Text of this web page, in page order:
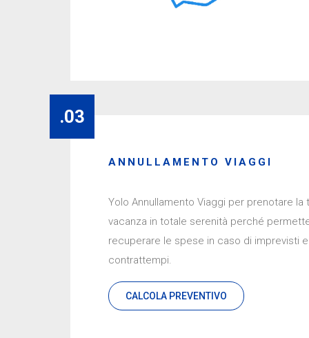
ANNULLAMENTO VIAGGI
Yolo Annullamento Viaggi per prenotare la
vacanza in totale serenità perché
recuperare le spese in caso di imprevisti e
contrattempi.
CALCOLA PREVENTIVO
.03